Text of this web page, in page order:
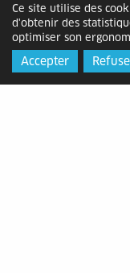
Ce site utilise des
d'obtenir des
optimiser son
Accepter